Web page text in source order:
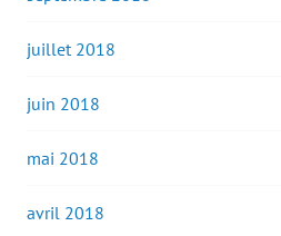
juillet 2018
juin 2018
mai 2018
avril 2018